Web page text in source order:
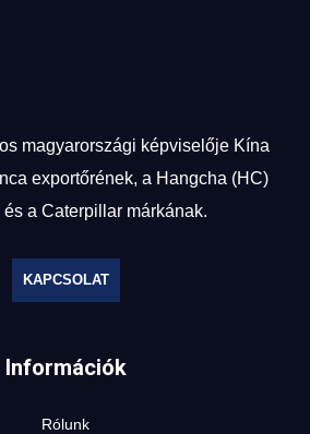
magyarországi képviselője Kína
exportőrének, a Hangcha (HC)
és a Caterpillar márkának.
KAPCSOLAT
Információk
Rólunk